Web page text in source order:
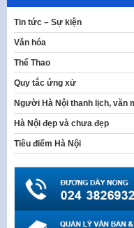
Tin tức – Sự kiện
Văn hóa
Thể Thao
Quy tắc ứng xử
Người Hà Nội thanh lịch, văn
Hà Nội đẹp và chưa đẹp
Tiêu điểm Hà Nội